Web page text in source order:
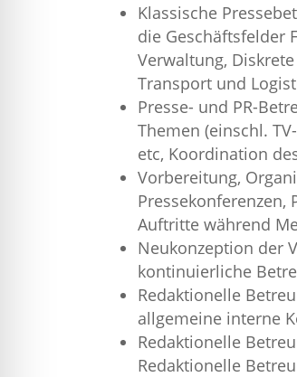
Klassische
die Geschäftsfelder
Verwaltung,
Transport und
Presse- und PR-
Themen (einschl.
etc, Koordination
Vorbereitung,
Pressekonferenzen,
Auftritte während
Neukonzeption der
kontinuierliche
Redaktionelle
allgemeine interne
Redaktionelle
Redaktionelle